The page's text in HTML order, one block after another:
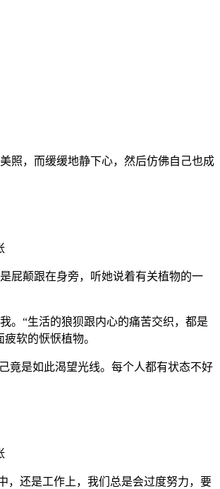
照，而缓缓地静下心，然后仿佛自己也成
屁颠跟在身旁，听她说着有关植物的一
。“生活的狼狈跟内心的痛苦交织，都是
软的恹恹植物。
竟是如此渴望光线。每个人都有状态不好
，还是工作上，我们总是会过度努力，要